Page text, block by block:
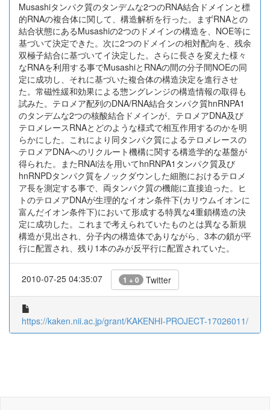
Musashiタンパク質のタンデムな2つのRNA結合ドメインと標
的RNAの複合体に関して、構造解析を行った。まずRNAとの
結合状態にあるMusashiの2つのドメインの構造を、NOE等に
基づいて決定できた。次に2つのドメインの相対配向を、残余
双極子結合に基づいてイ決定した。さらに長さを変えた様々
なRNAを利用する事でMusashiとRNAの間の分子間NOEの同
定に成功し、それに基づいた複合体の構造決定を進行させ
た。常磁性緩和効果による惣ングレンジの構造情報の取得も
試みた。テロメア配列のDNA/RNA結合タンパク質hnRNPA1
のタンデムな2つの核酸結合ドメインが、テロメアDNA及び
テロメレースRNAとどのような様式で相互作用するのかを明
らかにした。これにより同タンパク質によるテロメレースの
テロメアDNAへのリクルート機構に関する構造学的な基盤が
得られた。またRNAi法を用いてhnRNPA1タンパク質及び
hnRNPDタンパク質をノックダウンした細胞におけるテロメ
ア長を測定する事で、両タンパク質の機能に直接迫った。ヒ
トのテロメアDNAが生理的なイオン条件下(カリウムイオンに
富んだイオン条件下)において形成する特異な4重鎖構造の決
定に成功した。これまで考えられていたものとは異なる新規
構造が見出され、分子内の構造体でありながら、3本の鎖が平
行に配置され、残り1本のみが反平行に配置されていた。
2010-07-25 04:35:07 1 + 0 Twitter
https://kaken.nii.ac.jp/grant/KAKENHI-PROJECT-17026011/